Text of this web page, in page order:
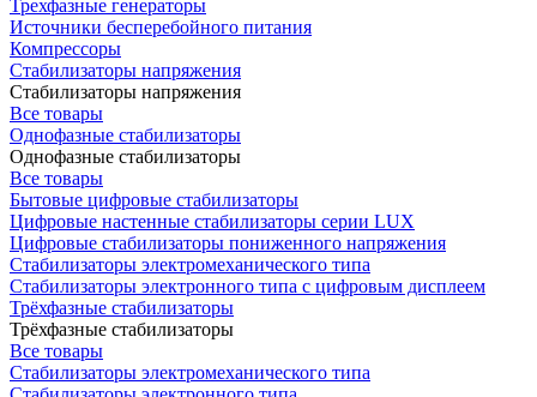
Трехфазные генераторы
Источники бесперебойного питания
Компрессоры
Стабилизаторы напряжения
Стабилизаторы напряжения
Все товары
Однофазные стабилизаторы
Однофазные стабилизаторы
Все товары
Бытовые цифровые стабилизаторы
Цифровые настенные стабилизаторы серии LUX
Цифровые стабилизаторы пониженного напряжения
Стабилизаторы электромеханического типа
Стабилизаторы электронного типа с цифровым дисплеем
Трёхфазные стабилизаторы
Трёхфазные стабилизаторы
Все товары
Стабилизаторы электромеханического типа